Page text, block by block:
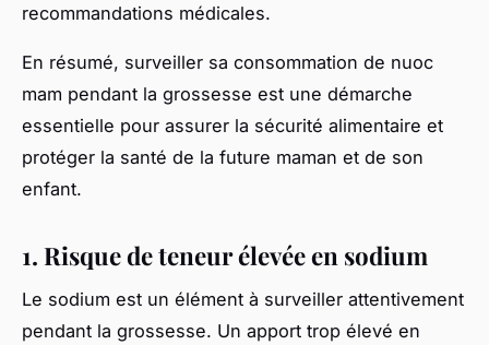
recommandations médicales.
En résumé, surveiller sa consommation de nuoc
mam pendant la grossesse est une démarche
essentielle pour assurer la sécurité alimentaire et
protéger la santé de la future maman et de son
enfant.
1. Risque de teneur élevée en sodium
Le sodium est un élément à surveiller attentivement
pendant la grossesse. Un apport trop élevé en